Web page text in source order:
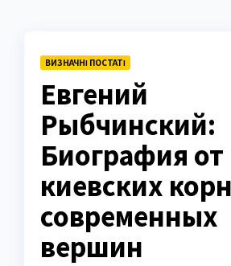
ВИЗНАЧНІ ПОСТАТІ
Евгений
Рыбчинский:
Биография от
киевских
современных
вершин